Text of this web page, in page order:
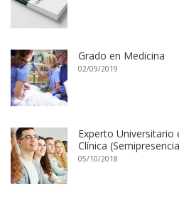
Grado en Medicina
02/09/2019
Experto Universitario
Clínica
05/10/2018